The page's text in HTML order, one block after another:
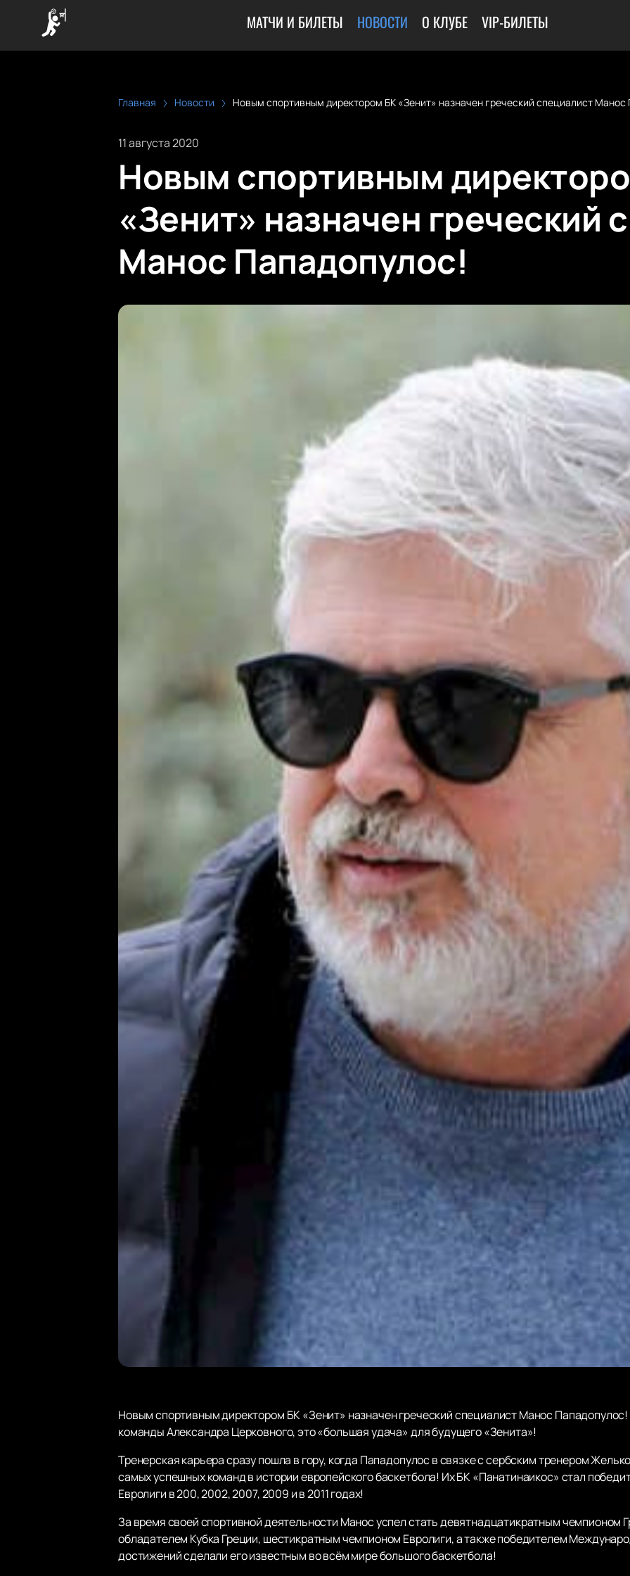
МАТЧИ И БИЛЕТЫ НОВОСТИ О КЛУБЕ VIP-БИЛЕТЫ
Главная Новости Новым спортивным директором БК «Зенит» назначен греческий специалист Манос
11 августа 2020
Новым спортивным
«Зенит» назначен греческий
Манос Пападопулос!
Новым спортивным директором БК «Зенит» назначен греческий специалист Манос
команды Александра Церковного, это «большая удача» для будущего «Зенита»!
Тренерская карьера сразу пошла в гору, когда Пападопулос в связке с сербским тренером
самых успешных команд в истории европейского баскетбола! Их БК «Панатинаикос» стал
Евролиги в 200, 2002, 2007, 2009 и в 2011 годах!
За время своей спортивной деятельности Манос успел стать девятнадцатикратным чемпионом
обладателем Кубка Греции, шестикратным чемпионом Евролиги, а также победителем
достижений сделали его известным во всём мире большого баскетбола!